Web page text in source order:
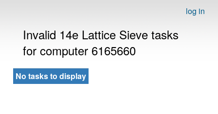
log in
Invalid 14e Lattice Sieve tasks
for computer 6165660
No tasks to display